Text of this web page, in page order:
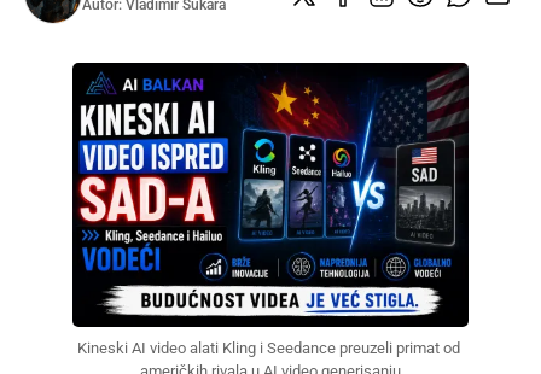
Autor: Vladimir Sukara
Kineski AI video alati Kling i Seedance preuzeli primat od